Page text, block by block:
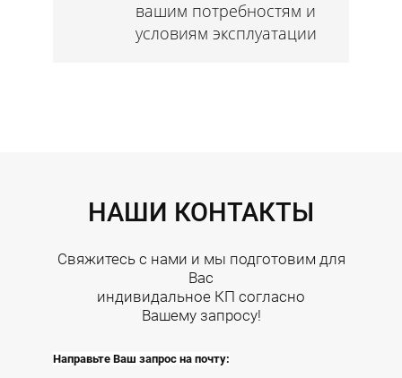
вашим потребностям и
условиям эксплуатации
НАШИ КОНТАКТЫ
Свяжитесь с нами и мы подготовим для
Вас
индивидальное КП согласно
Вашему запросу!
Направьте Ваш запрос на почту: